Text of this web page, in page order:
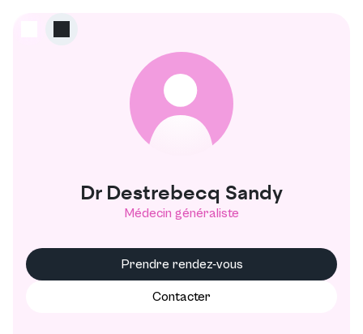
D
Dr Destrebecq Sandy
Médecin généraliste
Prendre rendez-vous
Contacter